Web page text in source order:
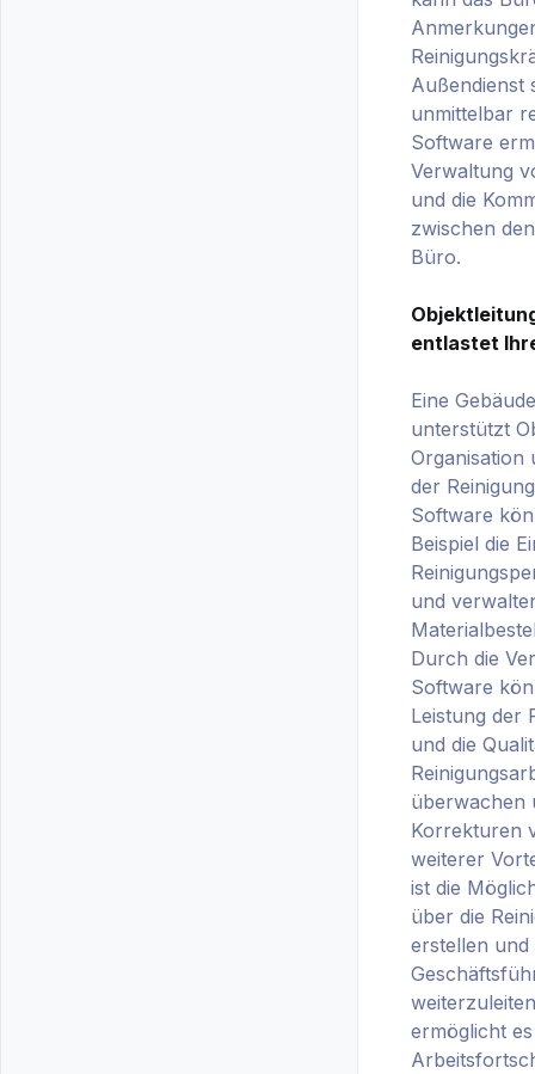
Außendienst
unmittelbar
Software
Verwaltung
und die
zwischen
Büro.
entlastet
Eine
unterstützt
Organisation
der
Software
Beispiel die
und
Durch die
Software
Leistung der
und die
überwachen
Korrekturen
weiterer
ist die
über die
erstellen und
ermöglicht